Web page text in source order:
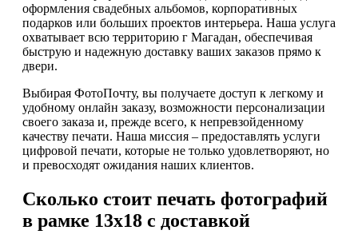
оформления свадебных альбомов, корпоративных
подарков или больших проектов интерьера. Наша услуга
охватывает всю территорию г Магадан, обеспечивая
быструю и надежную доставку ваших заказов прямо к
двери.
Выбирая ФотоПочту, вы получаете доступ к легкому и
удобному онлайн заказу, возможности персонализации
своего заказа и, прежде всего, к непревзойденному
качеству печати. Наша миссия – предоставлять услуги
цифровой печати, которые не только удовлетворяют, но
и превосходят ожидания наших клиентов.
Сколько стоит печать фотографий
в рамке 13х18 с доставкой